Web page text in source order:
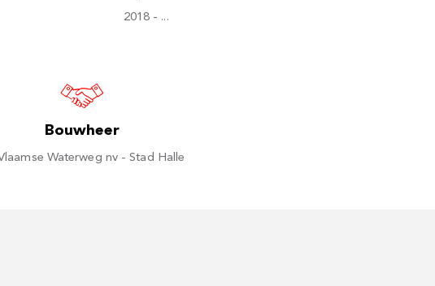
2018 - ...
Bouwheer
Waterweg nv - Stad Halle